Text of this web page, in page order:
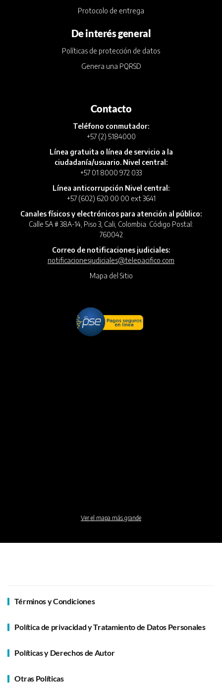
Protocolo de entrega
De interés general
Políticas de protección de datos
Genera una PQRSD
Contacto
Teléfono conmutador:
+57 (2) 5184000
Línea gratuita o línea de servicio a la
ciudadanía/usuario. Nivel central:
+57 01 8000 972 033
Línea anticorrupción Nivel central:
+57 (602) 620 00 00 ext 3641
Canales físicos y electrónicos para atención al público:
Calle 5A # 38A-14, Piso 3, Cali, Colombia. Código Postal:
760042
Correo de notificaciones judiciales:
notificacionesjudiciales@telepacifico.com
Mapa del Sitio
Ver el mapa más grande
Términos y Condiciones
Política de privacidad y Tratamiento de Datos Personales
Políticas y Derechos de Autor
Otras Políticas